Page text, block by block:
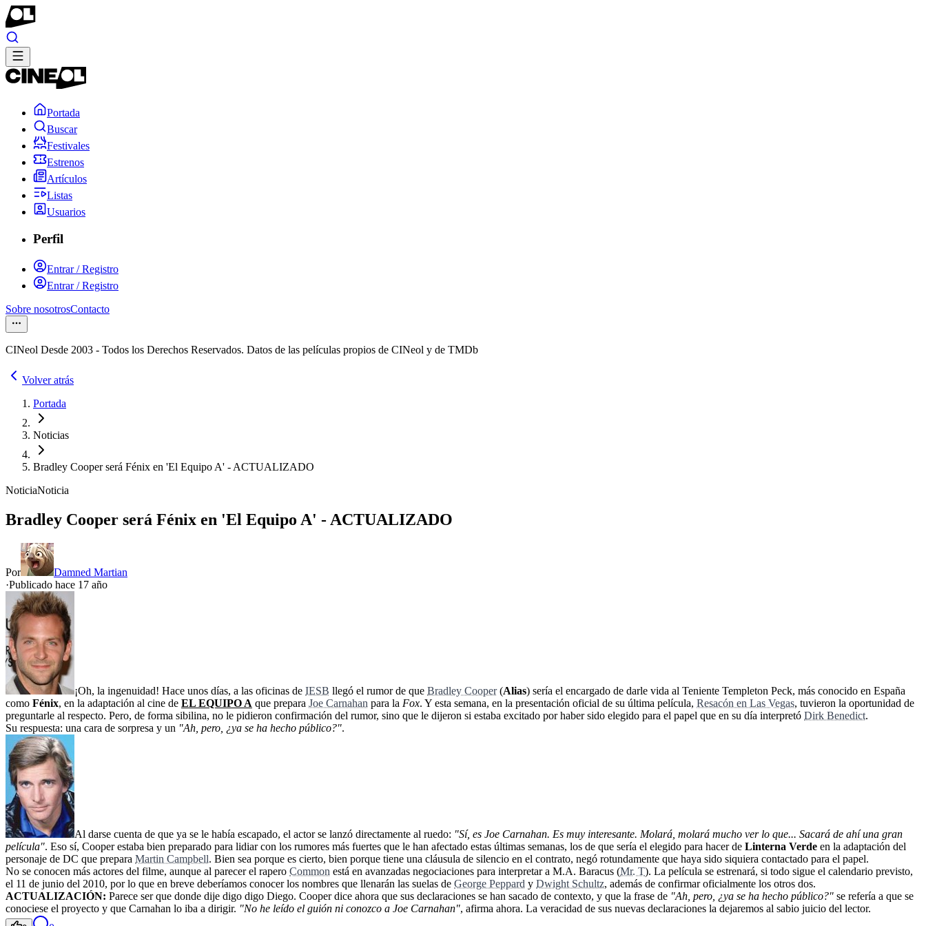
Portada
Buscar
Festivales
Estrenos
Artículos
Listas
Usuarios
Perfil
Entrar / Registro
Entrar / Registro
Sobre nosotrosContacto
CINeol Desde 2003 - Todos los Derechos Reservados. Datos de las películas propios de CINeol y de TMDb
Volver atrás
Portada
Noticias
Bradley Cooper será Fénix en 'El Equipo A' - ACTUALIZADO
NoticiaNoticia
Bradley Cooper será Fénix en 'El Equipo A' - ACTUALIZADO
Por
Damned Martian
·Publicado hace 17 año
¡Oh, la ingenuidad! Hace unos días, a las oficinas de IESB llegó el rumor de que Bradley Cooper(Alias) sería el encargado de darle vida al Teniente Templeton Peck, más conocido en España
como Fénix, en la adaptación al cine de EL EQUIPO A que prepara Joe Carnahan para la Fox. Y esta semana, en la presentación oficial de su última película, Resacón en Las Vegas, tuvieron la oportunidad de
preguntarle al respecto. Pero, de forma sibilina, no le pidieron confirmación del rumor, sino que le dijeron si estaba excitado por haber sido elegido para el papel que en su día interpretó Dirk Benedict.
Su respuesta: una cara de sorpresa y un "Ah, pero, ¿ya se ha hecho público?".
Al darse cuenta de que ya se le había escapado, el actor se lanzó directamente al ruedo: "Sí, es Joe Carnahan. Es muy interesante. Molará, molará mucho ver lo que... Sacará de ahí una gran
película". Eso sí, Cooper estaba bien preparado para lidiar con los rumores más fuertes que le han afectado estas últimas semanas, los de que sería el elegido para hacer de Linterna Verde en la adaptación del
personaje de DC que prepara Martin Campbell. Bien sea porque es cierto, bien porque tiene una cláusula de silencio en el contrato, negó rotundamente que haya sido siquiera contactado para el papel.
No se conocen más actores del filme, aunque al parecer el rapero Common está en avanzadas negociaciones para interpretar a M.A. Baracus (Mr. T). La película se estrenará, si todo sigue el calendario previsto,
el 11 de junio del 2010, por lo que en breve deberíamos conocer los nombres que llenarán las suelas de George Peppard y Dwight Schultz, además de confirmar oficialmente los otros dos.
ACTUALIZACIÓN: Parece ser que donde dije digo digo Diego. Cooper dice ahora que sus declaraciones se han sacado de contexto, y que la frase de "Ah, pero, ¿ya se ha hecho público?" se refería a que se
conociese el proyecto y que Carnahan lo iba a dirigir. "No he leído el guión ni conozco a Joe Carnahan", afirma ahora. La veracidad de sus nuevas declaraciones la dejaremos al sabio juicio del lector.